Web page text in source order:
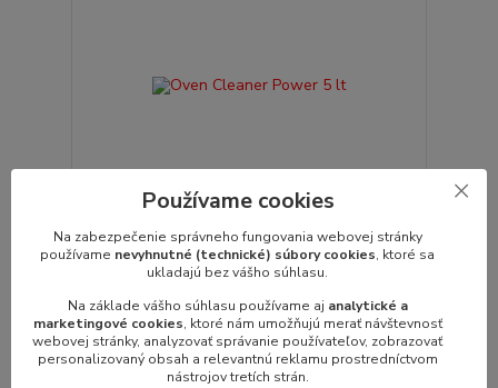
Oven Cleaner Power 5 lt
prostriedok pre konvekt...
56,85 €
46,22 €bez DPH
Používame cookies
Na zabezpečenie správneho fungovania webovej stránky
používame nevyhnutné (technické) súbory cookies, ktoré sa
ukladajú bez vášho súhlasu.
Na základe vášho súhlasu používame aj analytické a
marketingové cookies, ktoré nám umožňujú merať návštevnosť
webovej stránky, analyzovať správanie používateľov, zobrazovať
personalizovaný obsah a relevantnú reklamu prostredníctvom
nástrojov tretích strán.